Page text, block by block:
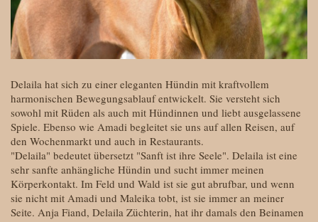
Delaila hat sich zu einer eleganten Hündin mit kraftvollem
harmonischen Bewegungsablauf entwickelt. Sie versteht sich
sowohl mit Rüden als auch mit Hündinnen und liebt ausgelassene
Spiele. Ebenso wie Amadi begleitet sie uns auf allen Reisen, auf
den Wochenmarkt und auch in Restaurants.
"Delaila" bedeutet übersetzt "Sanft ist ihre Seele". Delaila ist eine
sehr sanfte anhängliche Hündin und sucht immer meinen
Körperkontakt. Im Feld und Wald ist sie gut abrufbar, und wenn
sie nicht mit Amadi und Maleika tobt, ist sie immer an meiner
Seite. Anja Fiand, Delaila Züchterin, hat ihr damals den Beinamen